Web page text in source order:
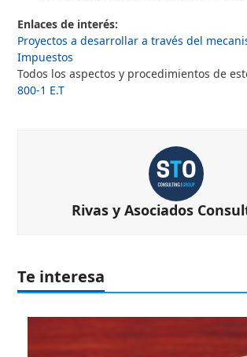
Enlaces de interés:
Proyectos a desarrollar a través del
Impuestos
Todos los aspectos y procedimientos de
800-1 E.T
Rivas y Asociados
Te interesa